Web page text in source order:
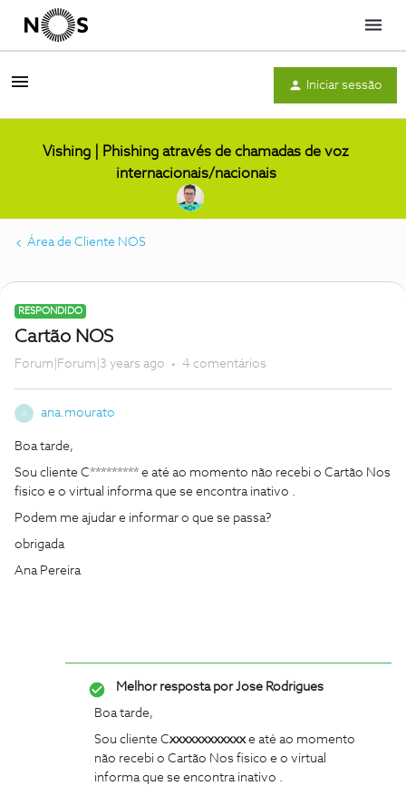
Menu
Iniciar sessão
Vishing | Phishing através de chamadas de voz
internacionais/nacionais
Área de Cliente NOS
RESPONDIDO
Cartão NOS
Forum|Forum|3 years ago 4 comentários
A ana.mourato
Boa tarde,
Sou cliente C********* e até ao momento não recebi o Cartão Nos
fisico e o virtual informa que se encontra inativo .
Podem me ajudar e informar o que se passa?
obrigada
Ana Pereira
Melhor resposta porJose Rodrigues
Boa tarde,
Sou cliente Cxxxxxxxxxxxxe até ao momento
não recebi o Cartão Nos fisico e o virtual
informa que se encontra inativo .